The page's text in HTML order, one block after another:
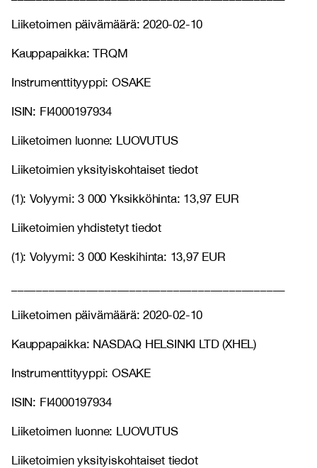
Liiketoimen päivämäärä: 2020-02-10
Kauppapaikka: TRQM
Instrumenttityyppi: OSAKE
ISIN: FI4000197934
Liiketoimen luonne: LUOVUTUS
Liiketoimien yksityiskohtaiset tiedot
(1): Volyymi: 3 000 Yksikköhinta: 13,97 EUR
Liiketoimien yhdistetyt tiedot
(1): Volyymi: 3 000 Keskihinta: 13,97 EUR
Liiketoimen päivämäärä: 2020-02-10
Kauppapaikka: NASDAQ HELSINKI LTD (XHEL)
Instrumenttityyppi: OSAKE
ISIN: FI4000197934
Liiketoimen luonne: LUOVUTUS
Liiketoimien yksityiskohtaiset tiedot